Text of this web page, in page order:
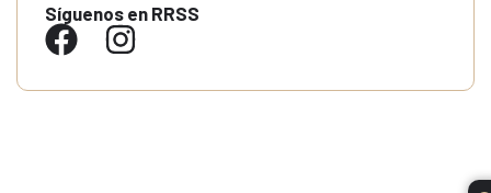
Síguenos en RRSS